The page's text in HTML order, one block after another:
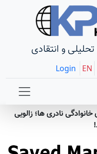
و انتقادی
Login EN
خانوادگی نادری ها؛ زالویی